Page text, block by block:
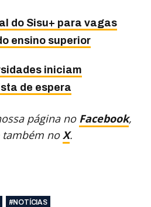
do Sisu+ para vagas
ensino superior
iniciam
de espera
página no Facebook,
também noX.
#NOTÍCIAS